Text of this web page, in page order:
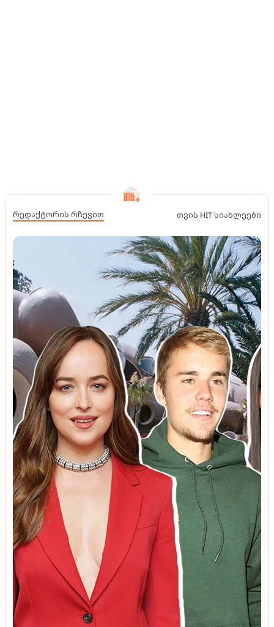
რედაქტორის რჩევით თვის HIT სიახლეები